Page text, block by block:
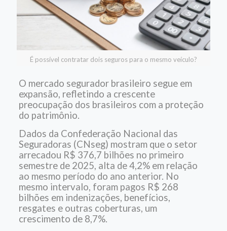
É possível contratar dois seguros para o mesmo veículo?
O mercado segurador brasileiro segue em
expansão, refletindo a crescente
preocupação dos brasileiros com a proteção
do patrimônio.
Dados da Confederação Nacional das
Seguradoras (CNseg) mostram que o setor
arrecadou R$ 376,7 bilhões no primeiro
semestre de 2025, alta de 4,2% em relação
ao mesmo período do ano anterior. No
mesmo intervalo, foram pagos R$ 268
bilhões em indenizações, benefícios,
resgates e outras coberturas, um
crescimento de 8,7%.